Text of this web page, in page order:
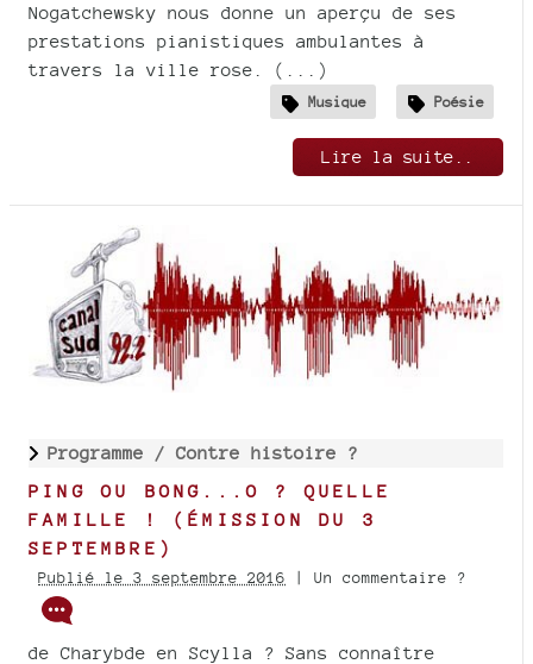
Nogatchewsky nous donne un aperçu de ses
prestations pianistiques ambulantes à
travers la ville rose. (...)
Musique Poésie
Lire la suite..
Programme / Contre histoire ?
PING OU BONG...O ? QUELLE
FAMILLE ! (ÉMISSION DU 3
SEPTEMBRE)
Publié le 3 septembre 2016 | Un commentaire ?
de Charybde en Scylla ? Sans connaître